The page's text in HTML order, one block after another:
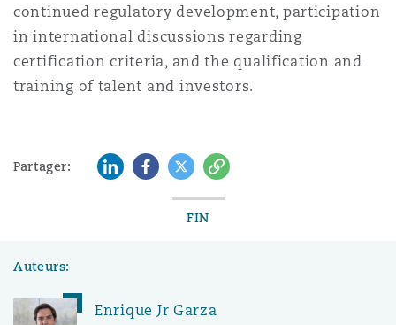
continued regulatory development, participation
in international discussions regarding
certification criteria, and the qualification and
training of talent and investors.
Partager: LinkedInFacebook
TwitterCopy
FIN
Auteurs:
Enrique Jr Garza